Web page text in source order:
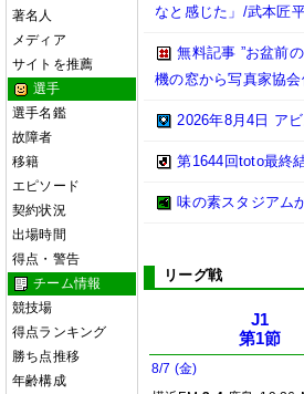
著名人
メディア
サイトを推薦
選手
選手名鑑
故障者
移籍
エピソード
契約状況
出場時間
得点・警告
チーム情報
競技場
得点ランキング
勝ち点推移
年齢構成
なと感じた」/武本匠
無料記事 ”お盆前
機の窓から写真家協会
2026年8月4日 ア
第1644回toto最終
味の素スタジアム
リーグ戦
J1
第1節
8/7 (金)